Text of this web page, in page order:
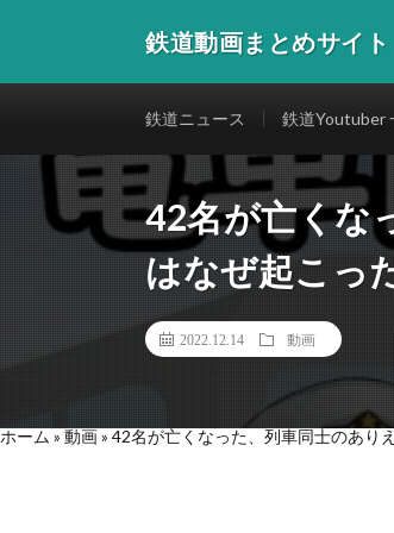
鉄道動画まとめサイト
鉄道ニュース 鉄道Youtuber
42名が亡くな
はなぜ起こっ
2022.12.14 動画
ホーム » 動画» 42名が亡くなった、列車同士のあり